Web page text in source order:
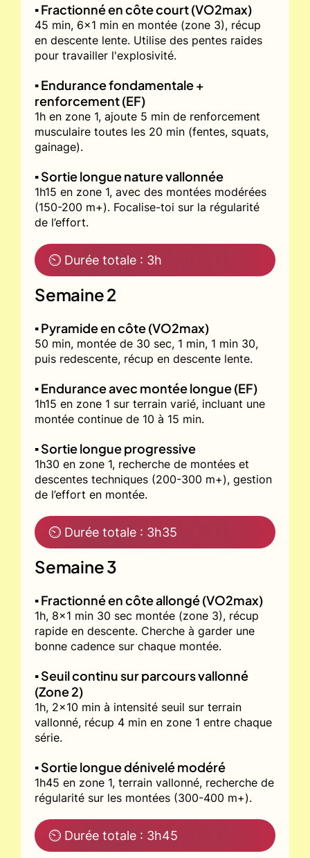
▪️ Fractionné en côte court (VO2max)
45 min, 6x1 min en montée (zone 3), récup
en descente lente. Utilise des pentes raides
pour travailler l'explosivité.
▪️ Endurance fondamentale +
renforcement (EF)
1h en zone 1, ajoute 5 min de renforcement
musculaire toutes les 20 min (fentes, squats,
gainage).
▪️ Sortie longue nature vallonnée
1h15 en zone 1, avec des montées modérées
(150-200 m+). Focalise-toi sur la régularité
de l’effort.
⏲ Durée totale : 3h
Semaine 2
▪️ Pyramide en côte (VO2max)
50 min, montée de 30 sec, 1 min, 1 min 30,
puis redescente, récup en descente lente.
▪️ Endurance avec montée longue (EF)
1h15 en zone 1 sur terrain varié, incluant une
montée continue de 10 à 15 min.
▪️ Sortie longue progressive
1h30 en zone 1, recherche de montées et
descentes techniques (200-300 m+), gestion
de l’effort en montée.
⏲ Durée totale : 3h35
Semaine 3
▪️ Fractionné en côte allongé (VO2max)
1h, 8x1 min 30 sec montée (zone 3), récup
rapide en descente. Cherche à garder une
bonne cadence sur chaque montée.
▪️ Seuil continu sur parcours vallonné
(Zone 2)
1h, 2x10 min à intensité seuil sur terrain
vallonné, récup 4 min en zone 1 entre chaque
série.
▪️ Sortie longue dénivelé modéré
1h45 en zone 1, terrain vallonné, recherche de
régularité sur les montées (300-400 m+).
⏲ Durée totale : 3h45